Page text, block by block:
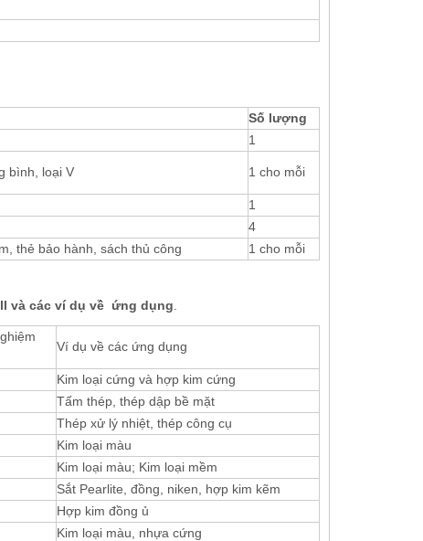
Số lượng
1
bình, loại V 1 cho mỗi
1
4
thẻ bảo hành, sách thủ công 1 cho mỗi
và các ví dụ về ứng dụng
Ví dụ về các ứng dụng
Kim loại cứng và hợp kim cứng
Tấm thép, thép dập bề mặt
Thép xử lý nhiệt, thép công cụ
Kim loại màu
Kim loại màu; Kim loại mềm
Sắt Pearlite, đồng, niken, hợp kim kẽm
Hợp kim đồng ủ
Kim loại màu, nhựa cứng